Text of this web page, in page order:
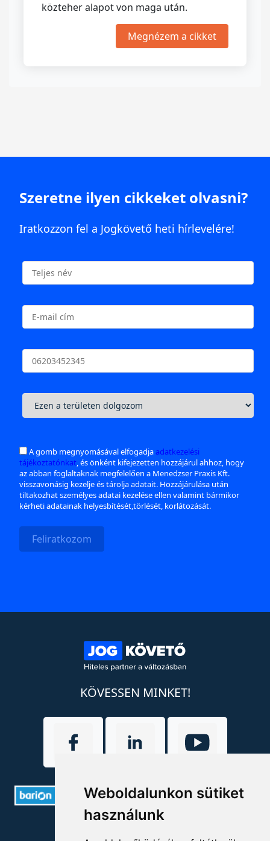
Weboldalunkon sütiket
használunk
közteher alapot von maga után.
Megnézem a cikket
Szeretne ilyen cikkeket olvasni?
Iratkozzon fel a Jogkövető heti hírlevelére!
A gomb megnyomásával elfogadjaadatkezelési
tájékoztatónkat, és önként kifejezetten hozzájárul ahhoz, hogy
az abban foglaltaknak megfelelően a Menedzser Praxis Kft.
visszavonásig kezelje és tárolja adatait. Hozzájárulása után
tiltakozhat személyes adatai kezelése ellen valamint bármikor
kérheti adatainak helyesbítését,törlését, korlátozását.
Feliratkozom
KÖVESSEN MINKET!